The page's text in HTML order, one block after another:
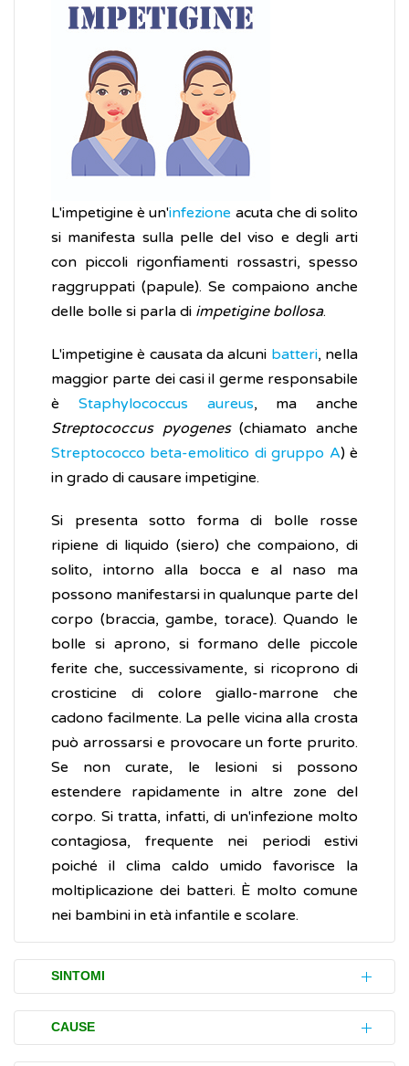
L'impetigine è un'infezione acuta che di solito
si manifesta sulla pelle del viso e degli arti
con piccoli rigonfiamenti rossastri, spesso
raggruppati (papule). Se compaiono anche
delle bolle si parla di impetigine bollosa.
L'impetigine è causata da alcuni batteri, nella
maggior parte dei casi il germe responsabile
è Staphylococcus aureus, ma anche
Streptococcus pyogenes(chiamato anche
Streptococco beta-emolitico di gruppo A) è
in grado di causare impetigine.
Si presenta sotto forma di bolle rosse
ripiene di liquido (siero) che compaiono, di
solito, intorno alla bocca e al naso ma
possono manifestarsi in qualunque parte del
corpo (braccia, gambe, torace). Quando le
bolle si aprono, si formano delle piccole
ferite che, successivamente, si ricoprono di
crosticine di colore giallo-marrone che
cadono facilmente. La pelle vicina alla crosta
può arrossarsi e provocare un forte prurito.
Se non curate, le lesioni si possono
estendere rapidamente in altre zone del
corpo. Si tratta, infatti, di un'infezione molto
contagiosa, frequente nei periodi estivi
poiché il clima caldo umido favorisce la
moltiplicazione dei batteri. È molto comune
nei bambini in età infantile e scolare.
SINTOMI
I disturbi (sintomi) causati dall'impetigine
includono:
CAUSE